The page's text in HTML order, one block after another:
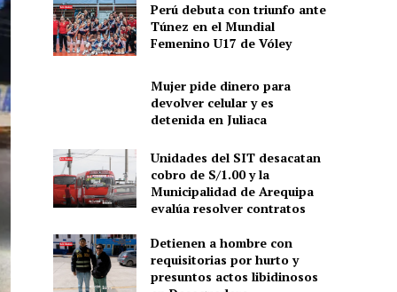
Perú debuta con triunfo ante
Túnez en el Mundial
Femenino U17 de Vóley
Mujer pide dinero para
devolver celular y es
detenida en Juliaca
Unidades del SIT desacatan
cobro de S/1.00 y la
Municipalidad de Arequipa
evalúa resolver contratos
Detienen a hombre con
requisitorias por hurto y
presuntos actos libidinosos